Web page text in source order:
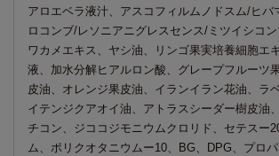
アロエベラ液汁、アスコフィルムノドスム/ヒバ
ロコンブ/レソニアニグレスセンス/ミツイシコ
ワカメエキス、ヤシ油、リンゴ果実培養細胞エ
液、加水分解ヒアルロン酸、グレープフルーツ
皮油、オレンジ果皮油、イランイラン花油、ラ
イテンジクアオイ油、アトラスシーダー樹皮油
チコン、ジココジモニウムクロリド、セテスー
ム、ポリクオタニウムー10、BG、DPG、プロ